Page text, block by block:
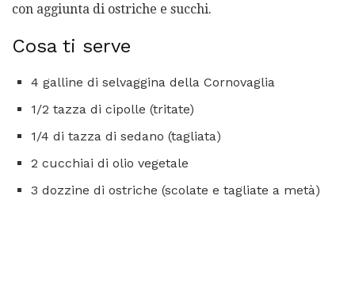
con aggiunta di ostriche e succhi.
Cosa ti serve
4 galline di selvaggina della Cornovaglia
1/2 tazza di cipolle (tritate)
1/4 di tazza di sedano (tagliata)
2 cucchiai di olio vegetale
3 dozzine di ostriche (scolate e tagliate a metà)